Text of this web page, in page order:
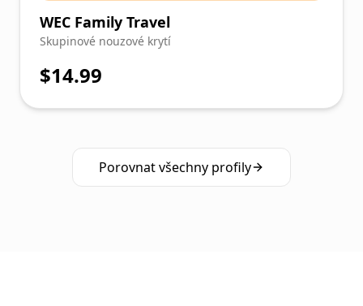
WEC Family Travel
Skupinové nouzové krytí
$14.99
Porovnat všechny profily